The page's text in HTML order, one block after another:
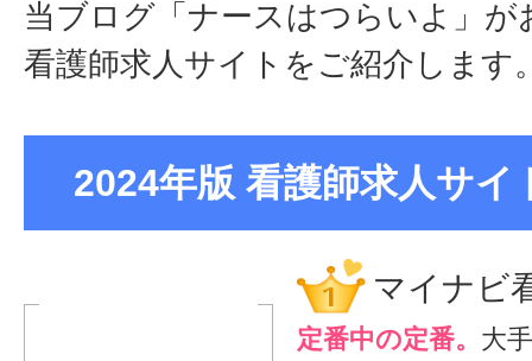
当ブログ「ナースはつらいよ」が
看護師求人サイトをご紹介します
2024年版 看護師求人サイ
マイナビ
定番中の定番。 大